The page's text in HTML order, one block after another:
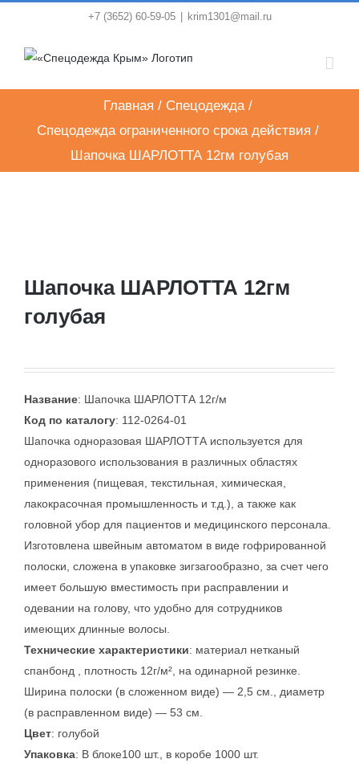
content
+7 (3652) 60-59-05 krim1301@mail.ru
Главная / Спецодежда /
Спецодежда ограниченного срока действия /
Шапочка ШАРЛОТТА 12гм голубая
Шапочка ШАРЛОТТА 12гм
голубая
Название: Шапочка ШАРЛОТТА 12г/м
Код по каталогу: 112-0264-01
Шапочка одноразовая ШАРЛОТТА используется для
одноразового использования в различных областях
применения (пищевая, текстильная, химическая,
лакокрасочная промышленность и т.д.), а также как
головной убор для пациентов и медицинского персонала.
Изготовлена швейным автоматом в виде гофрированной
полоски, сложена в упаковке зигзагообразно, за счет чего
имеет большую вместимость при расправлении и
одевании на голову, что удобно для сотрудников
имеющих длинные волосы.
Технические характеристики: материал нетканый
спанбонд , плотность 12г/м², на одинарной резинке.
Ширина полоски (в сложенном виде) — 2,5 см., диаметр
(в расправленном виде) — 53 см.
Цвет: голубой
Упаковка: В блоке100 шт., в коробе 1000 шт.